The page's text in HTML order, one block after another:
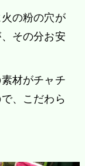
の粉の穴が
その分お安
材がチャチ
、こだわら